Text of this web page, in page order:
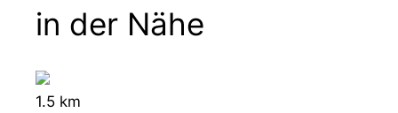
in der Nähe
1.5 km